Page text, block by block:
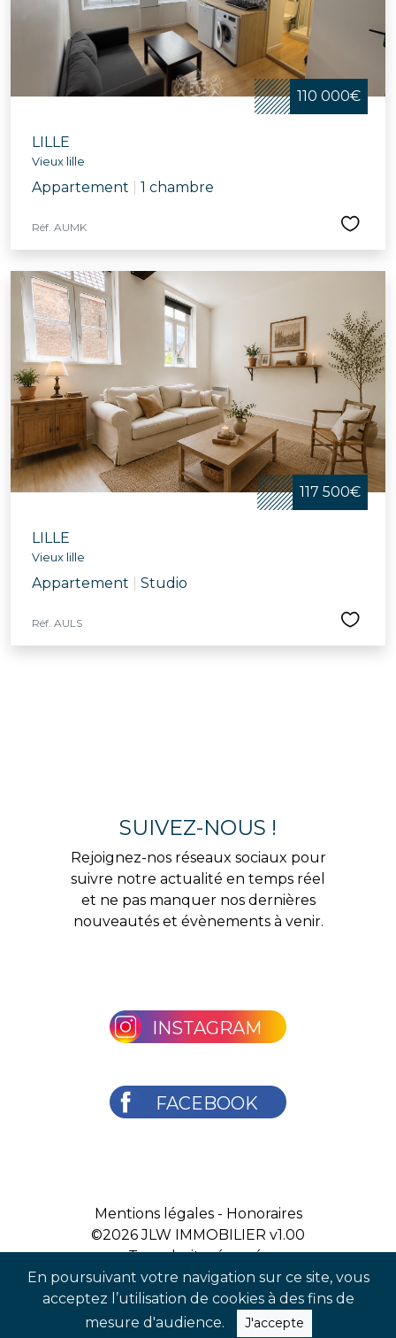
En poursuivant votre navigation sur ce site, vous
acceptez l’utilisation de cookies à des fins de
mesure d'audience.
J'accepte
110 000€
LILLE
Vieux lille
Appartement 1 chambre
Réf. AUMK
117 500€
LILLE
Vieux lille
Appartement Studio
Réf. AULS
SUIVEZ-NOUS !
Rejoignez-nos réseaux sociaux pour
suivre notre actualité en temps réel
et ne pas manquer nos dernières
nouveautés et évènements à venir.
INSTAGRAM
FACEBOOK
Mentions légales- Honoraires
©2026JLW IMMOBILIER v1.00
Tous droits réservés